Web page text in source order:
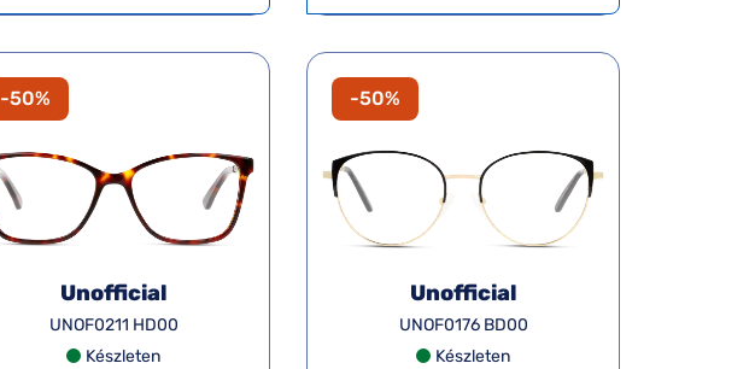
-50%
Unofficial
UNOF0211 HD00
Készleten
-50%
Unofficial
UNOF0176 BD00
Készleten